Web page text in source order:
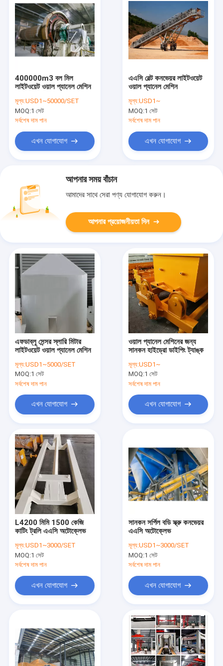
পণ্য
আমাদের সম্পর্কে
400000m3 বল মিল
লাইটওয়েট ওয়াল প্যানেল মেশিন
মূল্য:USD1~50000/SET
MOQ:1 সেট
সর্বশেষ দাম পান
এখন যোগাযোগ
এএসি বেল্ট কনভেয়র লাইটওয়েট
ওয়াল প্যানেল মেশিন
মূল্য:USD1~
MOQ:1 সেট
সর্বশেষ দাম পান
এখন যোগাযোগ
আপনার সময় বাঁচান
আমাদের সাথে সেরা পণ্য যোগাযোগ করুন।
আপনার প্রয়োজনীয়তা দিন
এফডাব্লু সেন্সর স্লারি মিটার
লাইটওয়েট ওয়াল প্যানেল মেশিন
মূল্য:USD1~5000/SET
MOQ:1 সেট
সর্বশেষ দাম পান
এখন যোগাযোগ
ওয়াল প্যানেল মেশিনের জন্য
সানকন হাইড্রো ডাইপিং ট্যাঙ্ক
মূল্য:USD1~
MOQ:1 সেট
সর্বশেষ দাম পান
এখন যোগাযোগ
L4200 মিমি 1500 কেজি
কাটিং ট্রলি এএসি অটোক্লেভ
মূল্য:USD1~3000/SET
MOQ:1 সেট
সর্বশেষ দাম পান
এখন যোগাযোগ
সানকন সর্পিল বডি স্ক্রু কনভেয়র
এএসি অটোক্লেভ
মূল্য:USD1~3000/SET
MOQ:1 সেট
সর্বশেষ দাম পান
এখন যোগাযোগ